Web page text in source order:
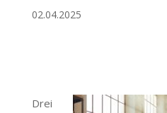
02.04.2025
Drei